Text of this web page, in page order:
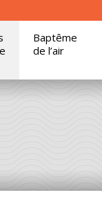
Baptême
de l’air